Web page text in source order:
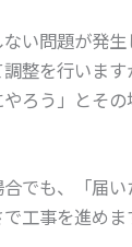
い問題が発
整を行いま
ろう」とそ
でも、「届
工事を進めま